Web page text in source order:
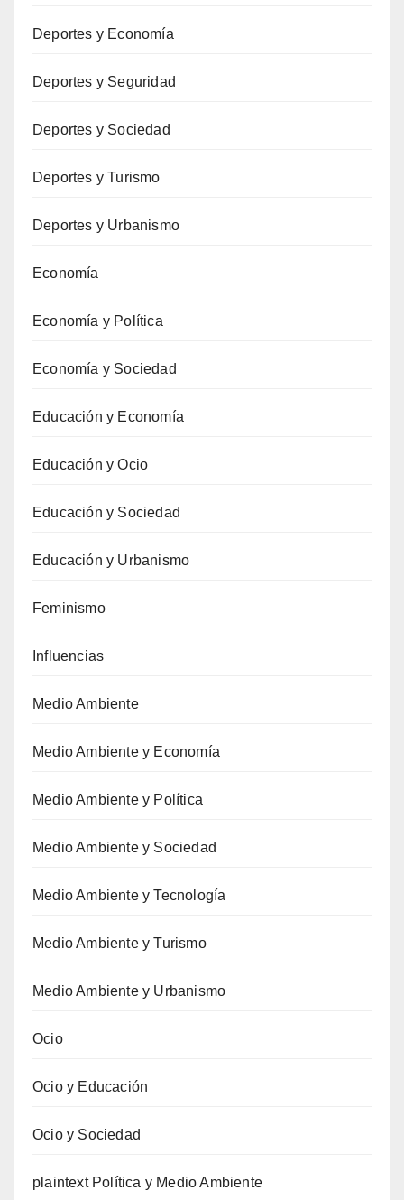
Deportes y Economía
Deportes y Seguridad
Deportes y Sociedad
Deportes y Turismo
Deportes y Urbanismo
Economía
Economía y Política
Economía y Sociedad
Educación y Economía
Educación y Ocio
Educación y Sociedad
Educación y Urbanismo
Feminismo
Influencias
Medio Ambiente
Medio Ambiente y Economía
Medio Ambiente y Política
Medio Ambiente y Sociedad
Medio Ambiente y Tecnología
Medio Ambiente y Turismo
Medio Ambiente y Urbanismo
Ocio
Ocio y Educación
Ocio y Sociedad
plaintext Política y Medio Ambiente